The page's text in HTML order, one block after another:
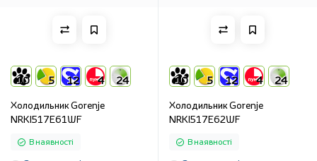
10 5 12 4 24
Холодильник Gorenje
NRKI517E61WF
В наявності
10 5 12 4 24
Холодильник Gorenje
NRKI517E62WF
В наявності